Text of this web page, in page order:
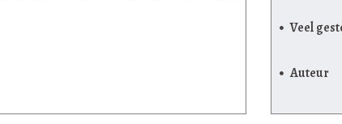
Veel
Auteur